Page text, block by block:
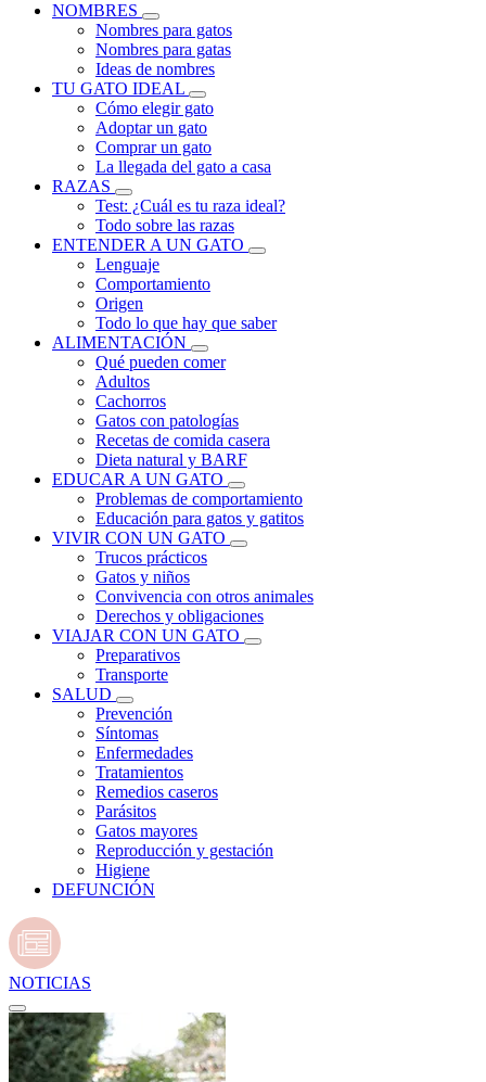
NOMBRES
Nombres para gatos
Nombres para gatas
Ideas de nombres
TU GATO IDEAL
Cómo elegir gato
Adoptar un gato
Comprar un gato
La llegada del gato a casa
RAZAS
Test: ¿Cuál es tu raza ideal?
Todo sobre las razas
ENTENDER A UN GATO
Lenguaje
Comportamiento
Origen
Todo lo que hay que saber
ALIMENTACIÓN
Qué pueden comer
Adultos
Cachorros
Gatos con patologías
Recetas de comida casera
Dieta natural y BARF
EDUCAR A UN GATO
Problemas de comportamiento
Educación para gatos y gatitos
VIVIR CON UN GATO
Trucos prácticos
Gatos y niños
Convivencia con otros animales
Derechos y obligaciones
VIAJAR CON UN GATO
Preparativos
Transporte
SALUD
Prevención
Síntomas
Enfermedades
Tratamientos
Remedios caseros
Parásitos
Gatos mayores
Reproducción y gestación
Higiene
DEFUNCIÓN
NOTICIAS